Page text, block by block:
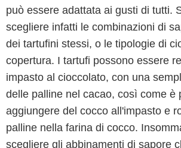
può essere adattata ai gusti di tutti.
scegliere infatti le combinazioni di
dei tartufini stessi, o le tipologie di
copertura. I tartufi possono essere
impasto al cioccolato, con una
delle palline nel cacao, così come è
aggiungere del cocco all'impasto e
palline nella farina di cocco.
scegliere gli abbinamenti di sapore